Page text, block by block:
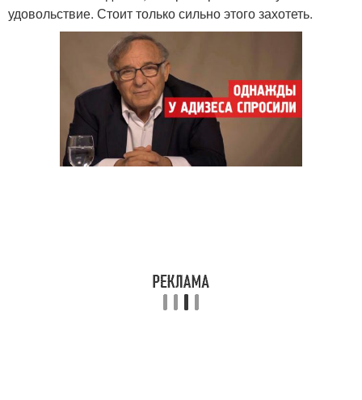
удовольствие. Стоит только сильно этого захотеть.